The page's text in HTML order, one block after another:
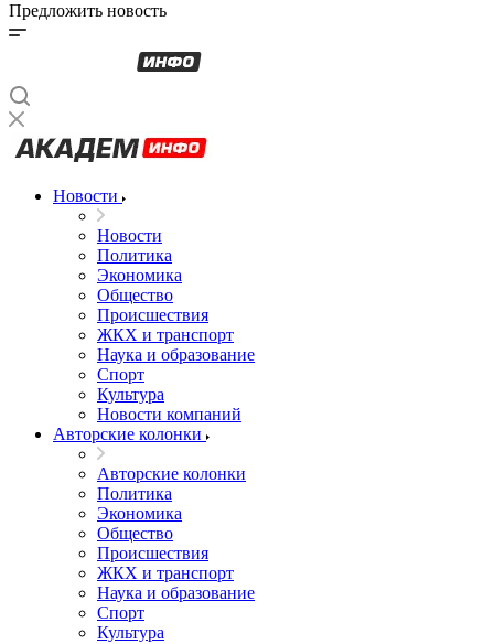
Предложить новость
Новости
Новости
Политика
Экономика
Общество
Происшествия
ЖКХ и транспорт
Наука и образование
Спорт
Культура
Новости компаний
Авторские колонки
Авторские колонки
Политика
Экономика
Общество
Происшествия
ЖКХ и транспорт
Наука и образование
Спорт
Культура